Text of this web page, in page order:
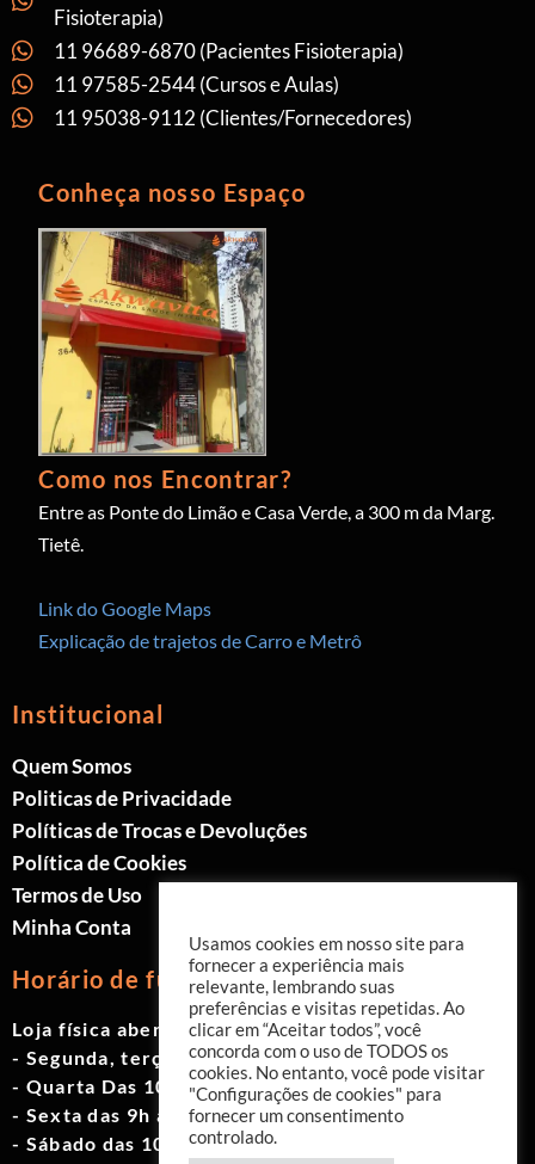
Fisioterapia)
11 96689-6870 (Pacientes Fisioterapia)
11 97585-2544 (Cursos e Aulas)
11 95038-9112 (Clientes/Fornecedores)
Conheça nosso Espaço
Como nos Encontrar?
Entre as Ponte do Limão e Casa Verde, a 300 m da Marg.
Tietê.
Link do Google Maps
Explicação de trajetos de Carro e Metrô
Institucional
Quem Somos
Politicas de Privacidade
Políticas de Trocas e Devoluções
Política de Cookies
Termos de Uso
Minha Conta
Horário de funcionamento
Loja física aberta de Segunda à Sábado.
- Segunda, terça e quinta das 9h às 19h
- Quarta Das 10h às 18h
- Sexta das 9h às 18h
- Sábado das 10h às 17h
Usamos cookies em nosso site para
fornecer a experiência mais
relevante, lembrando suas
preferências e visitas repetidas. Ao
clicar em “Aceitar todos”, você
concorda com o uso de TODOS os
cookies. No entanto, você pode visitar
"Configurações de cookies" para
fornecer um consentimento
controlado.